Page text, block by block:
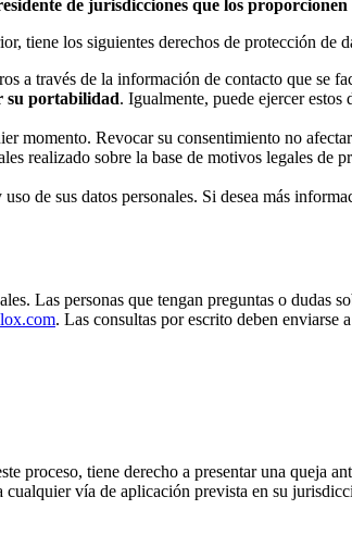
de jurisdicciones que los proporcionen
tiene los siguientes derechos de protección de
a través de la información de contacto que se
su portabilidad. Igualmente, puede ejercer estos
momento. Revocar su consentimiento no
realizado sobre la base de motivos legales de
de sus datos personales. Si desea más
Las personas que tengan preguntas o dudas
. Las consultas por escrito deben enviarse
proceso, tiene derecho a presentar una queja
vía de aplicación prevista en su